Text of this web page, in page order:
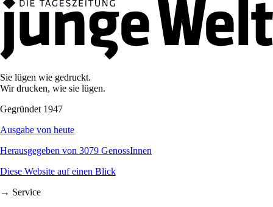
Sie lügen wie gedruckt.
Wir drucken, wie sie lügen.
Gegründet 1947
Ausgabe von heute
Herausgegeben von 3079 GenossInnen
Diese Website auf einen Blick
→ Service